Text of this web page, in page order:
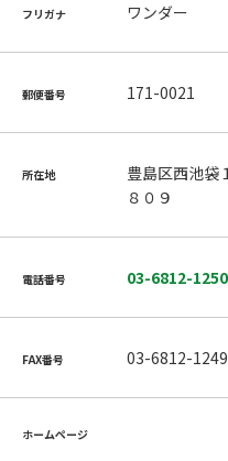
フリガナ ワンダー
郵便番号 171-0021
所在地
豊島区西池
８０９
電話番号 03-6812-1250
FAX番号 03-6812-1249
ホームページ